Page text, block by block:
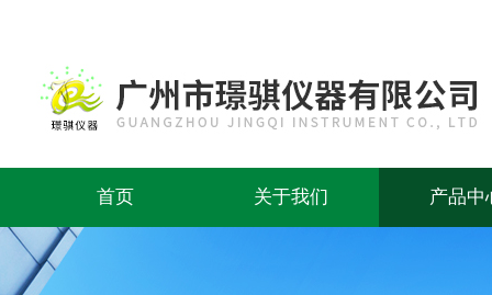
首页 关于我们 产品中